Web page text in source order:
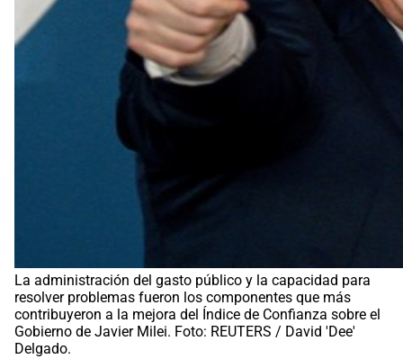
La administración del gasto público y la capacidad para
resolver problemas fueron los componentes que más
contribuyeron a la mejora del Índice de Confianza sobre el
Gobierno de Javier Milei. Foto: REUTERS / David 'Dee'
Delgado.